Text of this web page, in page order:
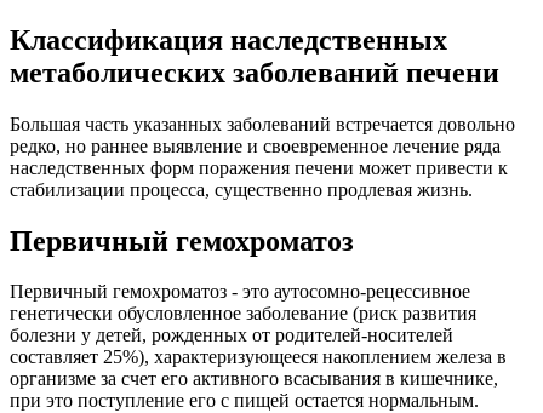
Классификация наследственных
метаболических заболеваний печени
Большая часть указанных заболеваний встречается довольно
редко, но раннее выявление и своевременное лечение ряда
наследственных форм поражения печени может привести к
стабилизации процесса, существенно продлевая жизнь.
Первичный гемохроматоз
Первичный гемохроматоз - это аутосомно-рецессивное
генетически обусловленное заболевание (риск развития
болезни у детей, рожденных от родителей-носителей
составляет 25%), характеризующееся накоплением железа в
организме за счет его активного всасывания в кишечнике,
при это поступление его с пищей остается нормальным.